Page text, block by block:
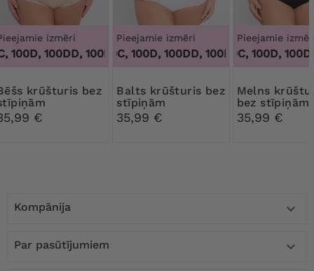
izmēri
100D, 100DD, 100F, 100G, 100H, 100I, 100J, 100K, 105B,
bez
€
Pieejamie izmēri
100B, 100C, 100D, 100DD, 100F, 100G, 100H,
Balts krūšturis bez
stīpiņām
35,99 €
Pieejamie
100B, 100C, 100D,
Melns krūšturis
bez stīpiņām
35,99 €
Kompānija 
Par pasūtījumiem 